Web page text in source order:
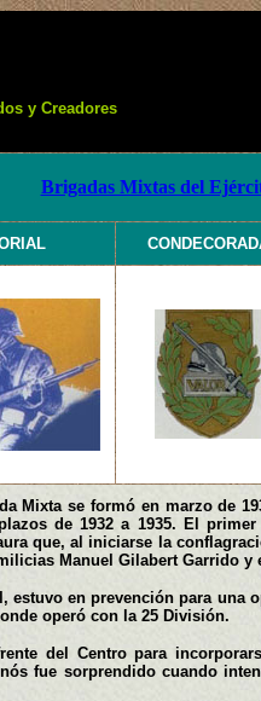
y Creadores
Brigadas Mixtas del
Mixta se formó en marzo de
de 1932 a 1935. El
que, al iniciarse la
Manuel Gilabert Garrido
estuvo en prevención para una
operó con la 25 División.
del Centro para
fue sorprendido cuando